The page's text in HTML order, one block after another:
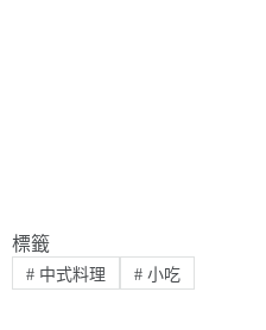
標籤
#中式料理 #小吃